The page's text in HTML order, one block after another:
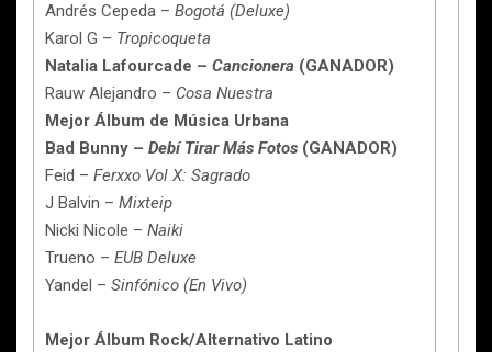
Andrés Cepeda – Bogotá (Deluxe)
Karol G – Tropicoqueta
Natalia Lafourcade – Cancionera (GANADOR)
Rauw Alejandro – Cosa Nuestra
Mejor Álbum de Música Urbana
Bad Bunny – Debí Tirar Más Fotos (GANADOR)
Feid – Ferxxo Vol X: Sagrado
J Balvin – Mixteip
Nicki Nicole – Naiki
Trueno – EUB Deluxe
Yandel – Sinfónico (En Vivo)
Mejor Álbum Rock/Alternativo Latino